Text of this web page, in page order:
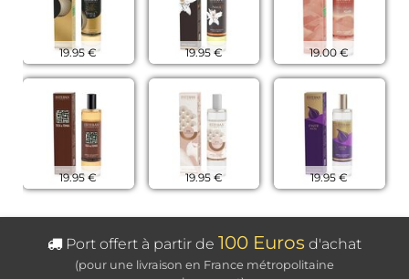
19.95 € 19.95 € 19.00 €
19.95 € 19.95 € 19.95 €
Port offert à partir de 100 Euros d'achat
(pour une livraison en France métropolitaine